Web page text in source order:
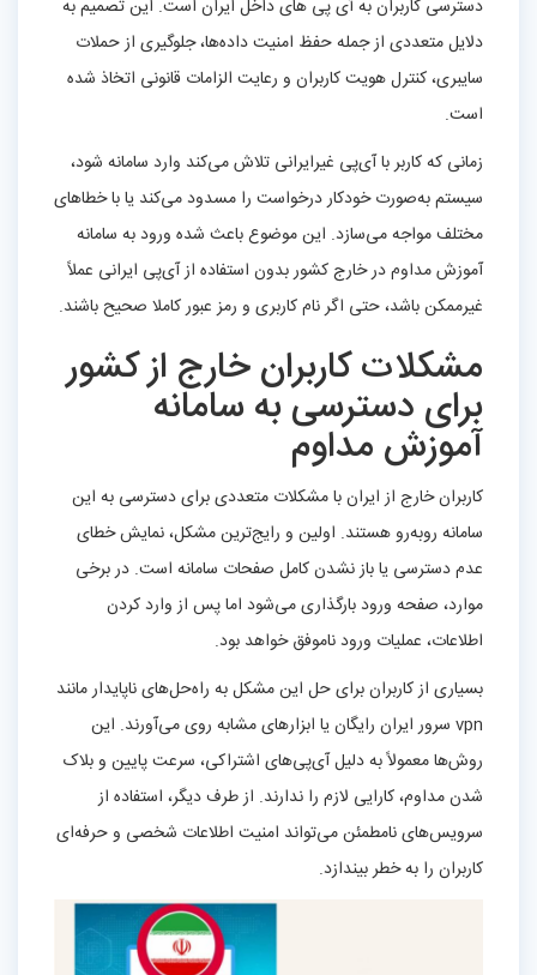
دسترسی کاربران به آی‌ پی‌ های داخل ایران است. این تصمیم به
دلایل متعددی از جمله حفظ امنیت داده‌ها، جلوگیری از حملات
سایبری، کنترل هویت کاربران و رعایت الزامات قانونی اتخاذ شده
است.
زمانی که کاربر با آی‌پی غیرایرانی تلاش می‌کند وارد سامانه شود،
سیستم به‌صورت خودکار درخواست را مسدود می‌کند یا با خطاهای
مختلف مواجه می‌سازد. این موضوع باعث شده ورود به سامانه
آموزش مداوم در خارج کشور بدون استفاده از آی‌پی ایرانی عملاً
غیرممکن باشد، حتی اگر نام کاربری و رمز عبور کاملا صحیح باشند.
مشکلات کاربران خارج از کشور
برای دسترسی به سامانه
آموزش مداوم
کاربران خارج از ایران با مشکلات متعددی برای دسترسی به این
سامانه روبه‌رو هستند. اولین و رایج‌ترین مشکل، نمایش خطای
عدم دسترسی یا باز نشدن کامل صفحات سامانه است. در برخی
موارد، صفحه ورود بارگذاری می‌شود اما پس از وارد کردن
اطلاعات، عملیات ورود ناموفق خواهد بود.
بسیاری از کاربران برای حل این مشکل به راه‌حل‌های ناپایدار مانند
vpn سرور ایران رایگان یا ابزارهای مشابه روی می‌آورند. این
روش‌ها معمولاً به دلیل آی‌پی‌های اشتراکی، سرعت پایین و بلاک
شدن مداوم، کارایی لازم را ندارند. از طرف دیگر، استفاده از
سرویس‌های نامطمئن می‌تواند امنیت اطلاعات شخصی و حرفه‌ای
کاربران را به خطر بیندازد.